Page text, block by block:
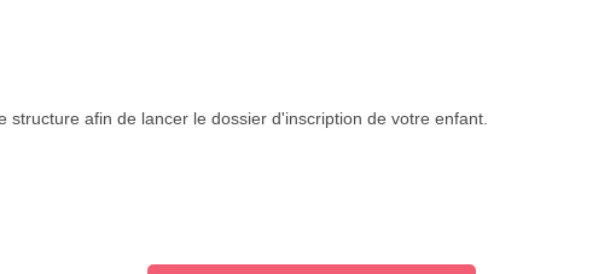
structure afin de lancer le dossier d'inscription de votre enfant.